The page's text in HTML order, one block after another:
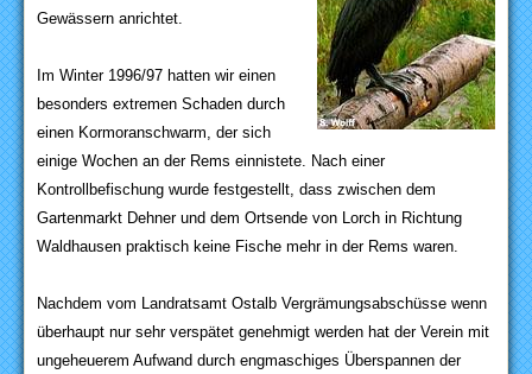
Gewässern anrichtet.
Im Winter 1996/97 hatten wir einen
besonders extremen Schaden durch
einen Kormoranschwarm, der sich
einige Wochen an der Rems einnistete. Nach einer
Kontrollbefischung wurde festgestellt, dass zwischen dem
Gartenmarkt Dehner und dem Ortsende von Lorch in Richtung
Waldhausen praktisch keine Fische mehr in der Rems waren.
Nachdem vom Landratsamt Ostalb Vergrämungsabschüsse wenn
überhaupt nur sehr verspätet genehmigt werden hat der Verein mit
ungeheuerem Aufwand durch engmaschiges Überspannen der